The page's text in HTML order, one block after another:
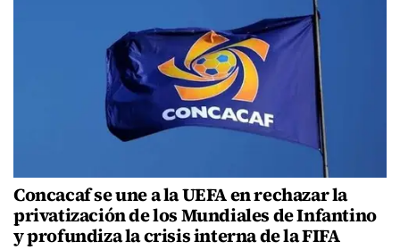
Concacaf se une a la UEFA en rechazar la
privatización de los Mundiales de Infantino
y profundiza la crisis interna de la FIFA